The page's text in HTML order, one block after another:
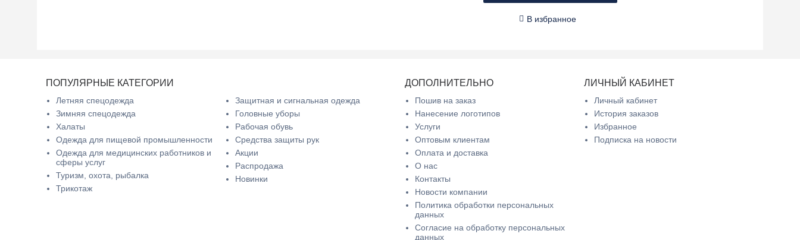
В избранное
ПОПУЛЯРНЫЕ КАТЕГОРИИ
Летняя спецодежда
Зимняя спецодежда
Халаты
Одежда для пищевой промышленности
Одежда для медицинских работников и
сферы услуг
Туризм, охота, рыбалка
Трикотаж
Защитная и сигнальная одежда
Головные уборы
Рабочая обувь
Средства защиты рук
Акции
Распродажа
Новинки
ДОПОЛНИТЕЛЬНО
Пошив на заказ
Нанесение логотипов
Услуги
Оптовым клиентам
Оплата и доставка
О нас
Контакты
Новости компании
Политика обработки персональных
данных
Согласие на обработку персональных
данных
ЛИЧНЫЙ КАБИНЕТ
Личный кабинет
История заказов
Избранное
Подписка на новости